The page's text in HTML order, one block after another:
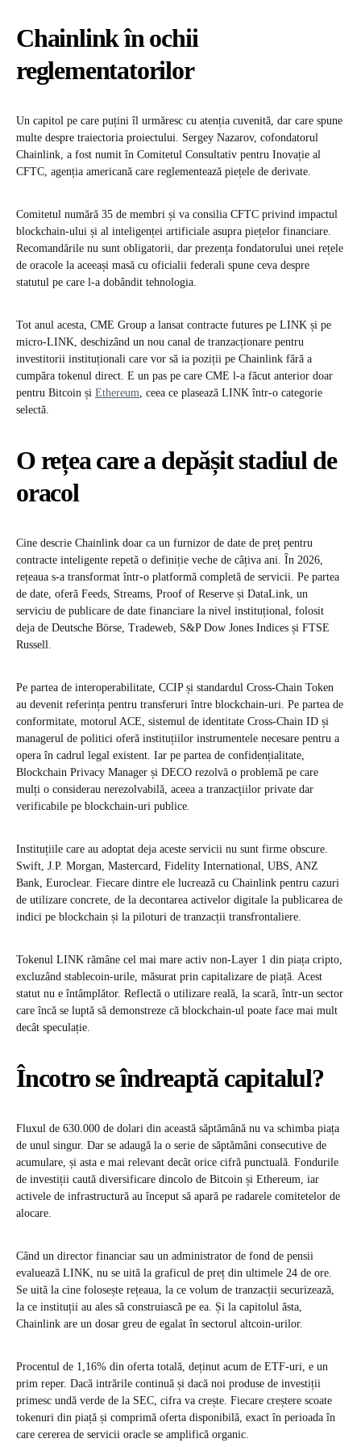
Chainlink în ochii
reglementatorilor
Un capitol pe care puțini îl urmăresc cu atenția cuvenită, dar care spune
multe despre traiectoria proiectului. Sergey Nazarov, cofondatorul
Chainlink, a fost numit în Comitetul Consultativ pentru Inovație al
CFTC, agenția americană care reglementează piețele de derivate.
Comitetul numără 35 de membri și va consilia CFTC privind impactul
blockchain-ului și al inteligenței artificiale asupra piețelor financiare.
Recomandările nu sunt obligatorii, dar prezența fondatorului unei rețele
de oracole la aceeași masă cu oficialii federali spune ceva despre
statutul pe care l-a dobândit tehnologia.
Tot anul acesta, CME Group a lansat contracte futures pe LINK și pe
micro-LINK, deschizând un nou canal de tranzacționare pentru
investitorii instituționali care vor să ia poziții pe Chainlink fără a
cumpăra tokenul direct. E un pas pe care CME l-a făcut anterior doar
pentru Bitcoin și Ethereum, ceea ce plasează LINK într-o categorie
selectă.
O rețea care a depășit stadiul de
oracol
Cine descrie Chainlink doar ca un furnizor de date de preț pentru
contracte inteligente repetă o definiție veche de câțiva ani. În 2026,
rețeaua s-a transformat într-o platformă completă de servicii. Pe partea
de date, oferă Feeds, Streams, Proof of Reserve și DataLink, un
serviciu de publicare de date financiare la nivel instituțional, folosit
deja de Deutsche Börse, Tradeweb, S&P Dow Jones Indices și FTSE
Russell.
Pe partea de interoperabilitate, CCIP și standardul Cross-Chain Token
au devenit referința pentru transferuri între blockchain-uri. Pe partea de
conformitate, motorul ACE, sistemul de identitate Cross-Chain ID și
managerul de politici oferă instituțiilor instrumentele necesare pentru a
opera în cadrul legal existent. Iar pe partea de confidențialitate,
Blockchain Privacy Manager și DECO rezolvă o problemă pe care
mulți o considerau nerezolvabilă, aceea a tranzacțiilor private dar
verificabile pe blockchain-uri publice.
Instituțiile care au adoptat deja aceste servicii nu sunt firme obscure.
Swift, J.P. Morgan, Mastercard, Fidelity International, UBS, ANZ
Bank, Euroclear. Fiecare dintre ele lucrează cu Chainlink pentru cazuri
de utilizare concrete, de la decontarea activelor digitale la publicarea de
indici pe blockchain și la piloturi de tranzacții transfrontaliere.
Tokenul LINK rămâne cel mai mare activ non-Layer 1 din piața cripto,
excluzând stablecoin-urile, măsurat prin capitalizare de piață. Acest
statut nu e întâmplător. Reflectă o utilizare reală, la scară, într-un sector
care încă se luptă să demonstreze că blockchain-ul poate face mai mult
decât speculație.
Încotro se îndreaptă capitalul?
Fluxul de 630.000 de dolari din această săptămână nu va schimba piața
de unul singur. Dar se adaugă la o serie de săptămâni consecutive de
acumulare, și asta e mai relevant decât orice cifră punctuală. Fondurile
de investiții caută diversificare dincolo de Bitcoin și Ethereum, iar
activele de infrastructură au început să apară pe radarele comitetelor de
alocare.
Când un director financiar sau un administrator de fond de pensii
evaluează LINK, nu se uită la graficul de preț din ultimele 24 de ore.
Se uită la cine folosește rețeaua, la ce volum de tranzacții securizează,
la ce instituții au ales să construiască pe ea. Și la capitolul ăsta,
Chainlink are un dosar greu de egalat în sectorul altcoin-urilor.
Procentul de 1,16% din oferta totală, deținut acum de ETF-uri, e un
prim reper. Dacă intrările continuă și dacă noi produse de investiții
primesc undă verde de la SEC, cifra va crește. Fiecare creștere scoate
tokenuri din piață și comprimă oferta disponibilă, exact în perioada în
care cererea de servicii oracle se amplifică organic.